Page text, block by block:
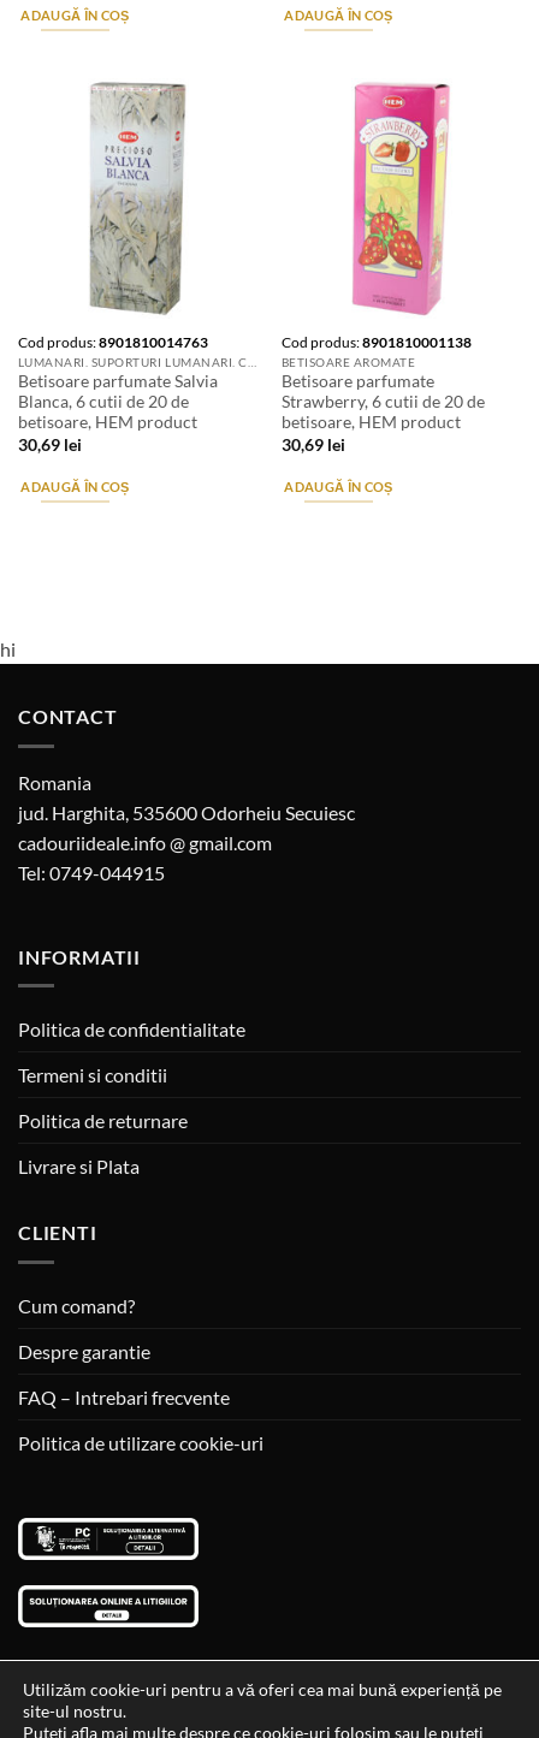
ADAUGĂ ÎN COȘ ADAUGĂ ÎN COȘ
Cod produs:8901810014763
Betisoare parfumate Salvia
Blanca, 6 cutii de 20 de
betisoare, HEM product
30,69 lei
ADAUGĂ ÎN COȘ
Cod produs:8901810001138
BETISOARE AROMATE
Betisoare parfumate
Strawberry, 6 cutii de 20 de
betisoare, HEM product
30,69 lei
ADAUGĂ ÎN COȘ
hi
CONTACT
Romania
jud. Harghita, 535600 Odorheiu Secuiesc
cadouriideale.info @ gmail.com
Tel: 0749-044915
INFORMATII
Politica de confidentialitate
Termeni si conditii
Politica de returnare
Livrare si Plata
CLIENTI
Cum comand?
Despre garantie
FAQ – Intrebari frecvente
Politica de utilizare cookie-uri
Utilizăm cookie-uri pentru a vă oferi cea mai bună experiență pe
site-ul nostru.
Puteți afla mai multe despre ce cookie-uri folosim sau le puteți